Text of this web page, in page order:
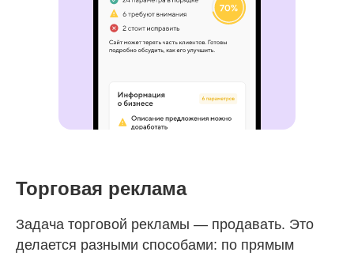
Торговая реклама
Задача торговой рекламы — продавать. Это
делается разными способами: по прямым